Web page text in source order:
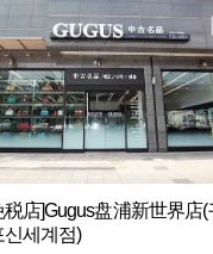
税店]Gugus盘浦新世界店(
신세계점)